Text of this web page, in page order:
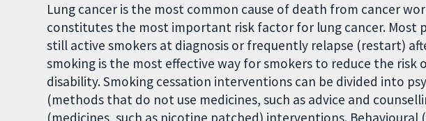
Lung cancer is the most common cause of death from cancer
constitutes the most important risk factor for lung cancer. Most
still active smokers at diagnosis or frequently relapse (restart)
smoking is the most effective way for smokers to reduce the risk
disability. Smoking cessation interventions can be divided into
(methods that do not use medicines, such as advice and